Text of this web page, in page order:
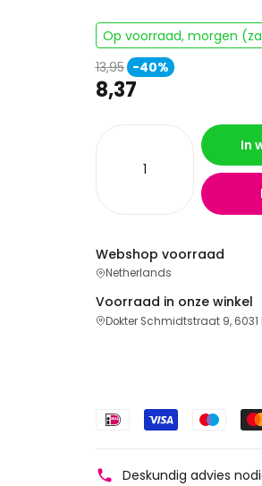
Op voorraad, morgen
13,95 -40%
8,37
In
Webshop voorraad
Netherlands
Voorraad in onze winkel
Dokter Schmidtstraat 9, 6031
Deskundig advies